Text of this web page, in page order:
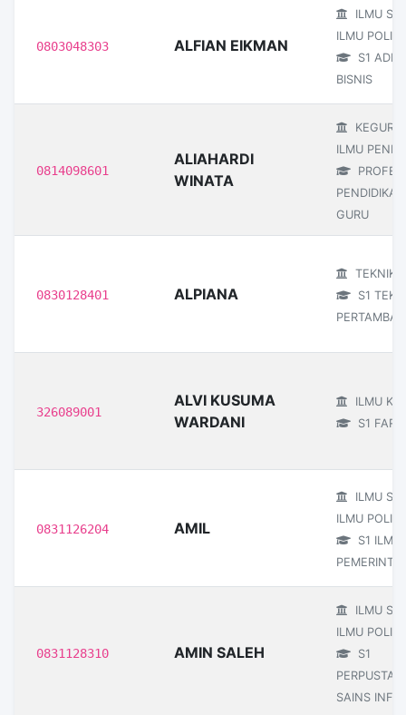
0803048303 ALFIAN EIKMAN
ILMU
ILMU
S1
BISNIS
0814098601
ALIAHARDI
WINATA
ILMU
PROFESI
GURU
0830128401 ALPIANA
TEKNIK
S1
326089001
ALVI KUSUMA
WARDANI
ILMU
S1
0831126204 AMIL
ILMU
ILMU
S1 ILMU
0831128310 AMIN SALEH
ILMU
ILMU
S1
SAINS